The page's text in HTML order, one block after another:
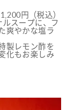
円（税込）
スープに、フ
爽やかな塩ラ
製レモン酢を
化もお楽しみ